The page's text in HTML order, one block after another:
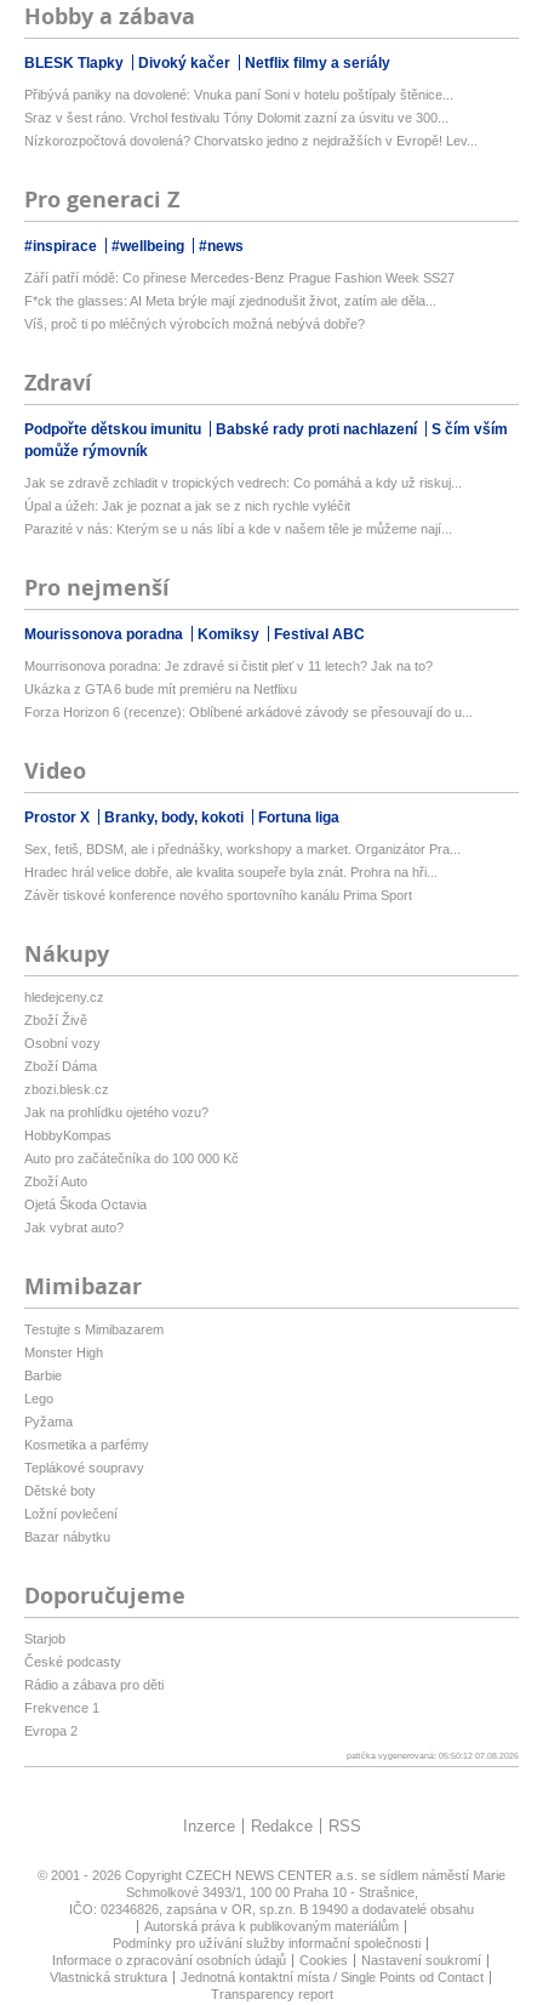
Hobby a zábava
BLESK Tlapky Divoký kačer Netflix filmy a seriály
Přibývá paniky na dovolené: Vnuka paní Soni v hotelu poštípaly štěnice...
Sraz v šest ráno. Vrchol festivalu Tóny Dolomit zazní za úsvitu ve 300...
Nízkorozpočtová dovolená? Chorvatsko jedno z nejdražších v Evropě! Lev...
Pro generaci Z
#inspirace #wellbeing #news
Září patří módě: Co přinese Mercedes-Benz Prague Fashion Week SS27
F*ck the glasses: AI Meta brýle mají zjednodušit život, zatím ale děla...
Víš, proč ti po mléčných výrobcích možná nebývá dobře?
Zdraví
Podpořte dětskou imunitu Babské rady proti nachlazení
S čím vším
pomůže rýmovník
Jak se zdravě zchladit v tropických vedrech: Co pomáhá a kdy už riskuj...
Úpal a úžeh: Jak je poznat a jak se z nich rychle vyléčit
Parazité v nás: Kterým se u nás líbí a kde v našem těle je můžeme nají...
Pro nejmenší
Mourissonova poradna Komiksy Festival ABC
Mourrisonova poradna: Je zdravé si čistit pleť v 11 letech? Jak na to?
Ukázka z GTA 6 bude mít premiéru na Netflixu
Forza Horizon 6 (recenze): Oblíbené arkádové závody se přesouvají do u...
Video
Prostor X Branky, body, kokoti Fortuna liga
Sex, fetiš, BDSM, ale i přednášky, workshopy a market. Organizátor Pra...
Hradec hrál velice dobře, ale kvalita soupeře byla znát. Prohra na hři...
Závěr tiskové konference nového sportovního kanálu Prima Sport
Nákupy
hledejceny.cz
Zboží Živě
Osobní vozy
Zboží Dáma
zbozi.blesk.cz
Jak na prohlídku ojetého vozu?
HobbyKompas
Auto pro začátečníka do 100 000 Kč
Zboží Auto
Ojetá Škoda Octavia
Jak vybrat auto?
Mimibazar
Testujte s Mimibazarem
Monster High
Barbie
Lego
Pyžama
Kosmetika a parfémy
Teplákové soupravy
Dětské boty
Ložní povlečení
Bazar nábytku
Doporučujeme
Starjob
České podcasty
Rádio a zábava pro děti
Frekvence 1
Evropa 2
patička vygenerovaná: 05:50:12 07.08.2026
Inzerce Redakce RSS
© 2001 - 2026 Copyright CZECH NEWS CENTER a.s. se sídlem náměstí Marie
Schmolkové 3493/1, 100 00 Praha 10 - Strašnice,
IČO: 02346826, zapsána v OR, sp.zn. B 19490 a dodavatelé obsahu
Autorská práva k publikovaným materiálům
Podmínky pro užívání služby informační společnosti
Informace o zpracování osobních údajů
Cookies
Nastavení soukromí
Vlastnická struktura
Jednotná kontaktní místa / Single Points od Contact
Transparency report